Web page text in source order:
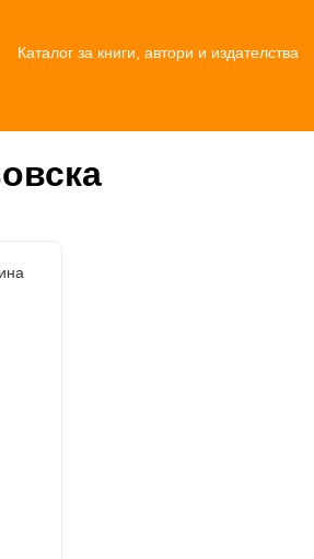
Каталог за книги, автори и издателства